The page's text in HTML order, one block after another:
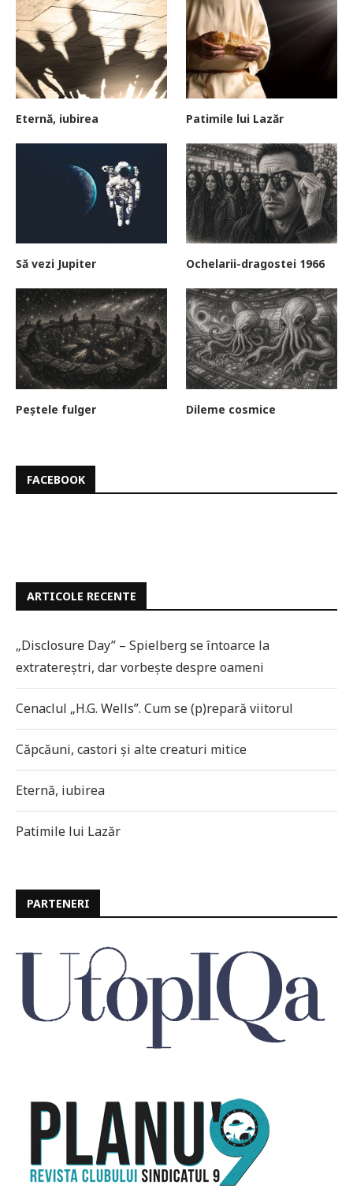
Eternă, iubirea Patimile lui Lazăr
Să vezi Jupiter Ochelarii-dragostei 1966
Peștele fulger Dileme cosmice
FACEBOOK
ARTICOLE RECENTE
„Disclosure Day” – Spielberg se întoarce la
extratereștri, dar vorbește despre oameni
Cenaclul „H.G. Wells”. Cum se (p)repară viitorul
Căpcăuni, castori și alte creaturi mitice
Eternă, iubirea
Patimile lui Lazăr
PARTENERI